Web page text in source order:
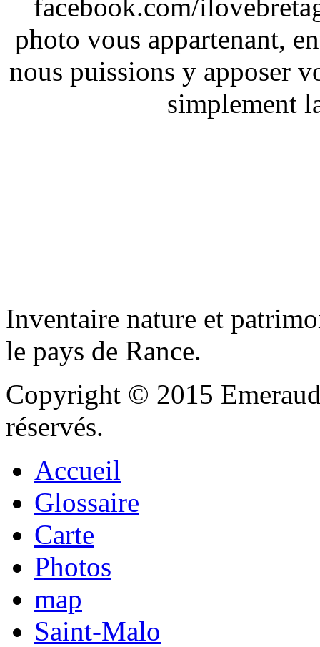
facebook.com/
photo vous appartenant,
nous puissions y apposer
simplement
Inventaire nature et
le pays de Rance.
Copyright © 2015
réservés.
Accueil
Glossaire
Carte
Photos
map
Saint-Malo